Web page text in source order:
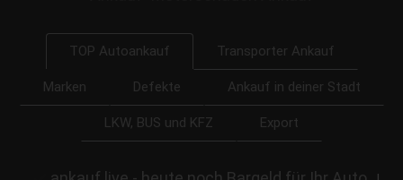
TOP Autoankauf Transporter Ankauf
Marken Defekte Ankauf in deiner Stadt
LKW, BUS und KFZ Export